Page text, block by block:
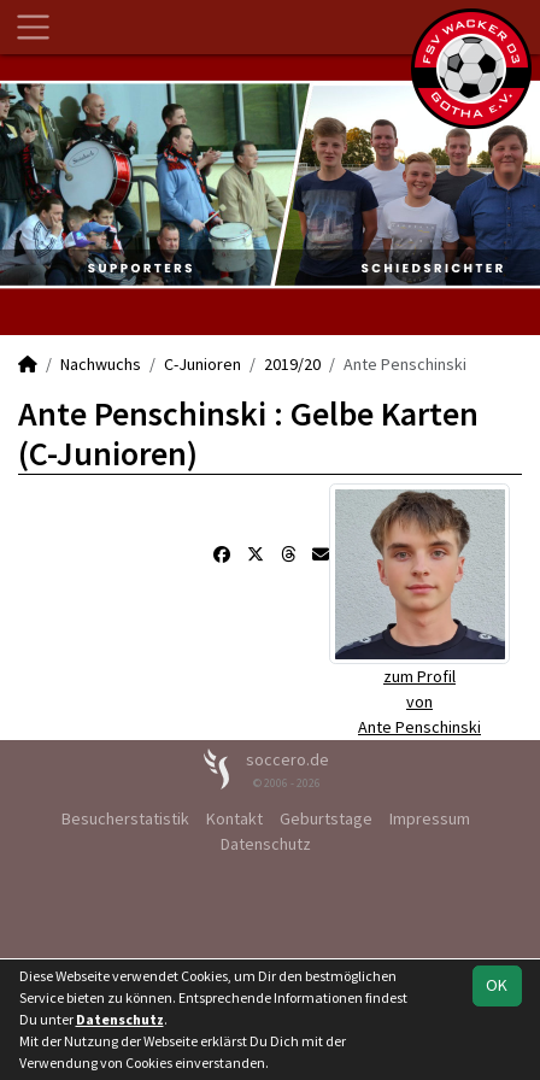
Nachwuchs C-Junioren 2019/20 Ante Penschinski
Ante Penschinski : Gelbe Karten
(C-Junioren)
zum Profil
von
Ante Penschinski
soccero.de
© 2006 - 2026
Besucherstatistik Kontakt Geburtstage
Impressum
Datenschutz
OK
Diese Webseite verwendet Cookies, um Dir den bestmöglichen
Service bieten zu können. Entsprechende Informationen findest
Du unter Datenschutz.
Mit der Nutzung der Webseite erklärst Du Dich mit der
Verwendung von Cookies einverstanden.